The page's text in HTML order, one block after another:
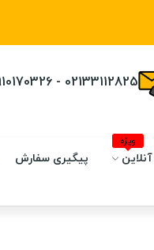
02133112825 - 09910170326
ویژه
پیگیری سفارش